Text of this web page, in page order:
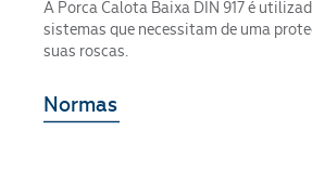
A Porca Calota Baixa DIN 917 é
sistemas que necessitam de uma
suas roscas.
Normas